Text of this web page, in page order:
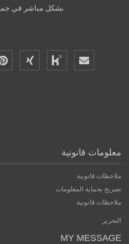
بشكل مباشر في
معلومات قانونية
ملاحظات قانونية
تصريح بحماية المعلومات
ملاحظات قانونية
التحرير
MY MESSAGE